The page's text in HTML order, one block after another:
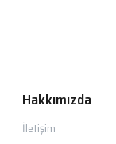
Hakkımızda
İletişim